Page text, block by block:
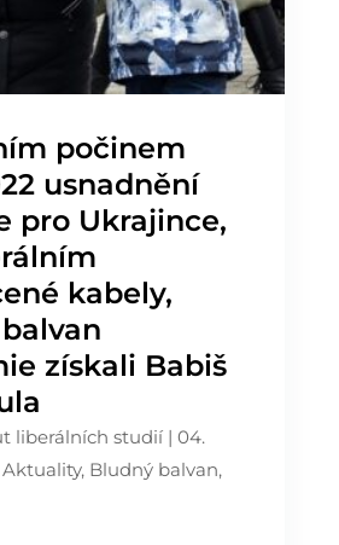
počinem
usnadnění
pro Ukrajince,
kabely,
získali Babiš
liberálních studií| 04.
Aktuality, Bludný balvan,